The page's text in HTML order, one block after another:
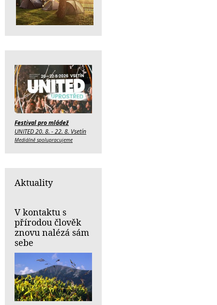
Festival pro mládež
UNITED 20. 8. - 22. 8. Vsetín
Mediálně spolupracujeme
Aktuality
V kontaktu s
přírodou člověk
znovu nalézá sám
sebe